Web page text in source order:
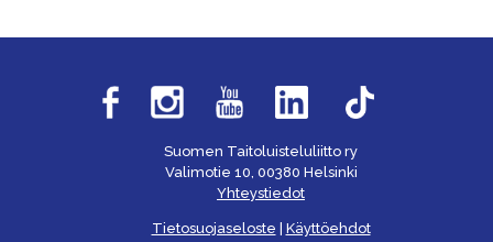
Suomen Taitoluisteluliitto ry
Valimotie 10, 00380 Helsinki
Yhteystiedot
Tietosuojaseloste Käyttöehdot